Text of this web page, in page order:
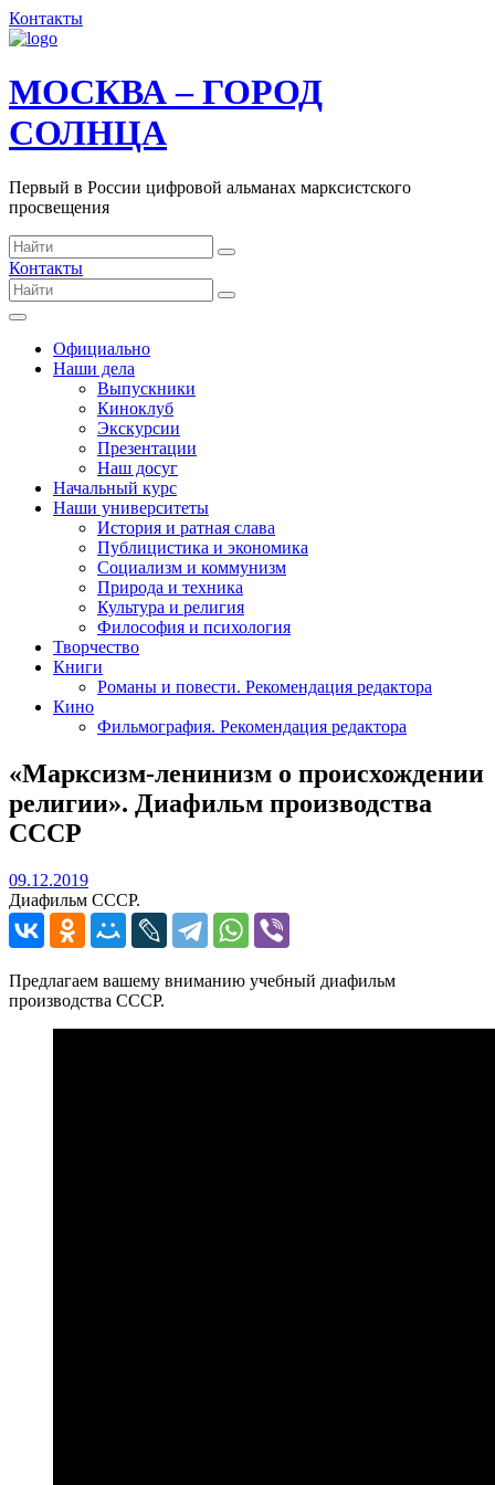
Контакты
МОСКВА – ГОРОД
СОЛНЦА
Первый в России цифровой альманах марксистского
просвещения
Контакты
Официально
Наши дела
Выпускники
Киноклуб
Экскурсии
Презентации
Наш досуг
Начальный курс
Наши университеты
История и ратная слава
Публицистика и экономика
Социализм и коммунизм
Природа и техника
Культура и религия
Философия и психология
Творчество
Книги
Романы и повести. Рекомендация редактора
Кино
Фильмография. Рекомендация редактора
«Марксизм-ленинизм о происхождении
религии». Диафильм производства
СССР
09.12.201909.12.2019
Диафильм СССР.
Предлагаем вашему вниманию учебный диафильм
производства СССР.